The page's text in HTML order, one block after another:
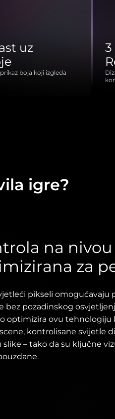
uz
boja koji izgleda
3
igre?
na nivou
za
pikseli omogućavaju
bez pozadinskog
optimizira ovu tehnologiju
kontrolisane svijetle
slike – tako da su ključne